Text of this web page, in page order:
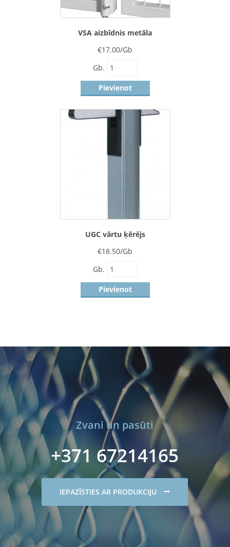
VSA aizbīdnis metāla
€17.00/Gb
Gb.
Pievienot
UGC vārtu ķērējs
€18.50/Gb
Gb.
Pievienot
Zvani un pasūti
+371 67214165
IEPAZĪSTIES AR PRODUKCIJU